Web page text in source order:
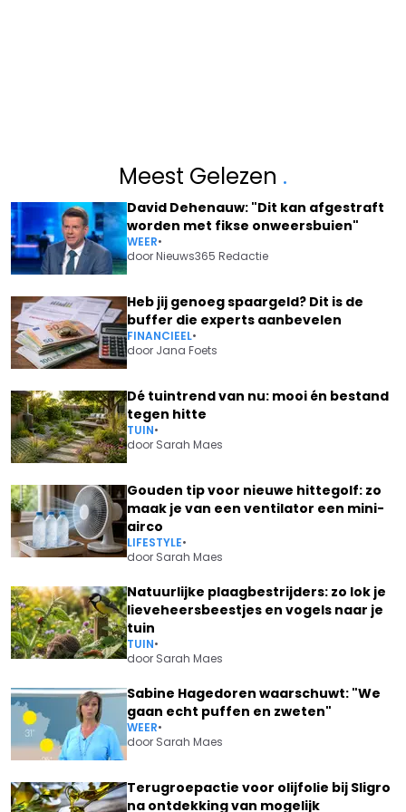
Meest Gelezen .
David Dehenauw: "Dit kan afgestraft
worden met fikse onweersbuien"
WEER•
doorNieuws365 Redactie
Heb jij genoeg spaargeld? Dit is de
buffer die experts aanbevelen
FINANCIEEL•
door Jana Foets
Dé tuintrend van nu: mooi én bestand
tegen hitte
TUIN•
door Sarah Maes
Gouden tip voor nieuwe hittegolf: zo
maak je van een ventilator een mini-
airco
LIFESTYLE•
door Sarah Maes
Natuurlijke plaagbestrijders: zo lok je
lieveheersbeestjes en vogels naar je
tuin
TUIN•
door Sarah Maes
Sabine Hagedoren waarschuwt: "We
gaan echt puffen en zweten"
WEER•
door Sarah Maes
Terugroepactie voor olijfolie bij Sligro
na ontdekking van mogelijk